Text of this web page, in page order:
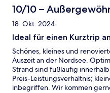
10/10 –
18. Okt. 2024
Ideal für einen Kurztrip
Schönes, kleines und
Auszeit an der Nordsee.
Strand sind fußläufig
Preis-Leistungsverhältnis;
inbegriffen. Wir kommen